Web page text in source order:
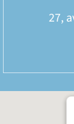
27,